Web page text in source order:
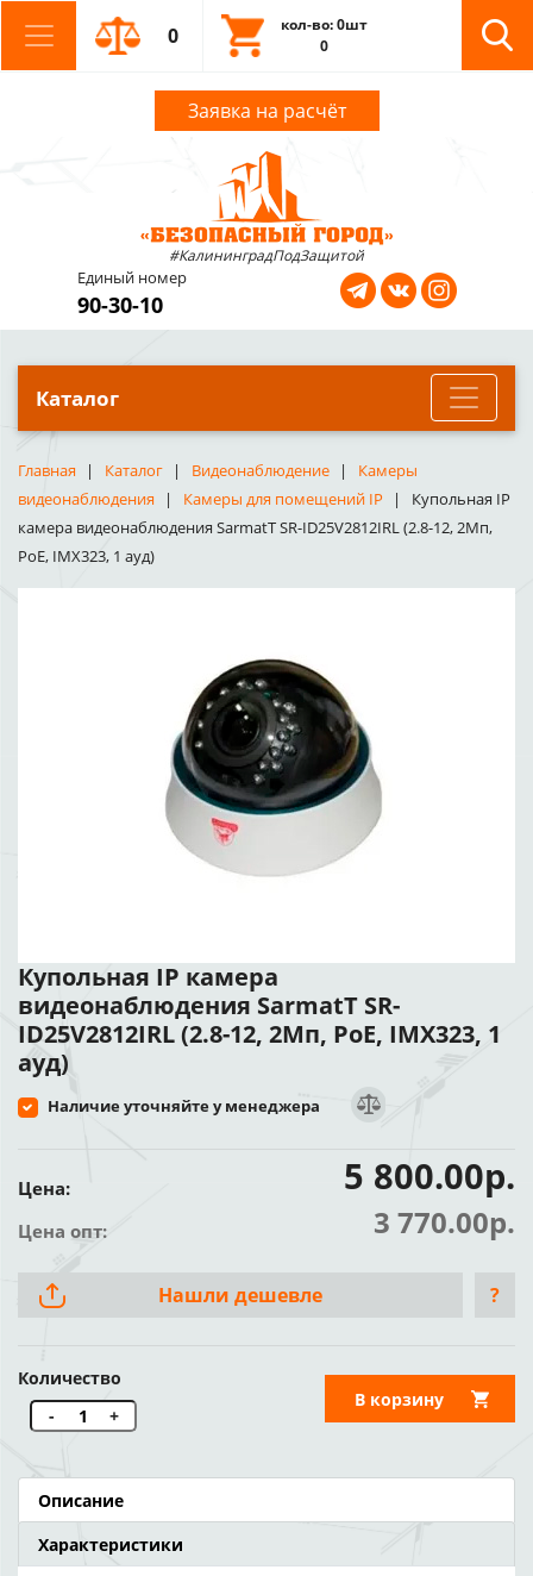
0
кол-во: 0шт
0
Заявка на расчёт
#КалининградПодЗащитой
Единый номер
90-30-10
Каталог
Главная Каталог Видеонаблюдение
Камеры
видеонаблюдения
Камеры для помещений IP
Купольная IP
камера видеонаблюдения SarmatT SR-ID25V2812IRL (2.8-12, 2Мп,
PoE, IMX323, 1 ауд)
Купольная IP камера
видеонаблюдения SarmatT SR-
ID25V2812IRL (2.8-12, 2Мп, PoE, IMX323, 1
ауд)
Наличие уточняйте у менеджера
Цена: 5 800.00р.
Цена опт: 3 770.00р.
Нашли дешевле ?
Количество
-
+
В корзину
Описание
Характеристики